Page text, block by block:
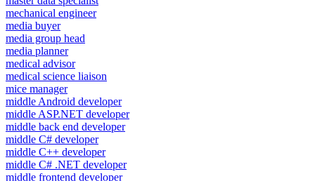
mechanical engineer
media buyer
media group head
media planner
medical advisor
medical science liaison
mice manager
middle Android developer
middle ASP.NET developer
middle back end developer
middle C# developer
middle C++ developer
middle C# .NET developer
middle frontend developer